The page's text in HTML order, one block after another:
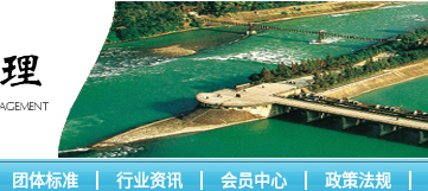
团体标准 行业资讯 会员中心 政策法规